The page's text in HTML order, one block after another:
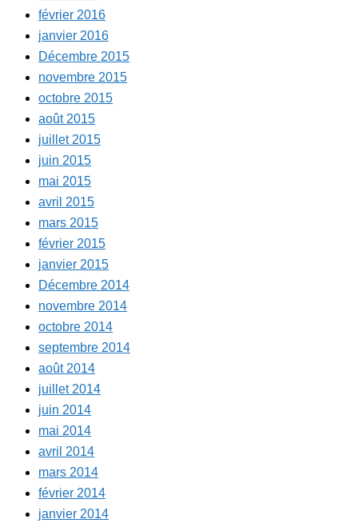
février 2016
janvier 2016
Décembre 2015
novembre 2015
octobre 2015
août 2015
juillet 2015
juin 2015
mai 2015
avril 2015
mars 2015
février 2015
janvier 2015
Décembre 2014
novembre 2014
octobre 2014
septembre 2014
août 2014
juillet 2014
juin 2014
mai 2014
avril 2014
mars 2014
février 2014
janvier 2014